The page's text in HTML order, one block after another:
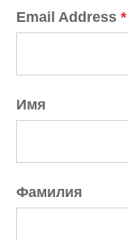
Email Address *
Имя
Фамилия